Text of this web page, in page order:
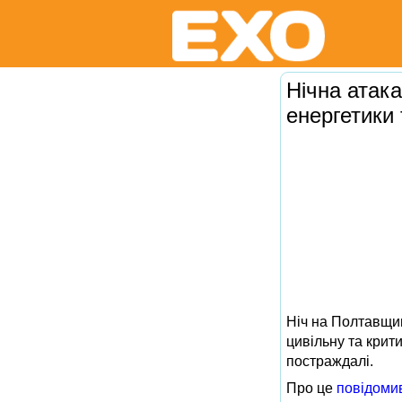
Нічна
Ніч на
цивільну та
постраждалі.
Про це